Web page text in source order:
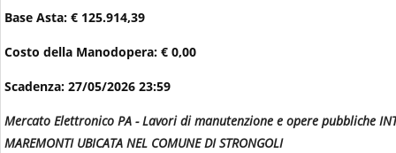
Base Asta: € 125.914,39
Costo della Manodopera: € 0,00
Scadenza: 27/05/2026 23:59
Mercato Elettronico PA - Lavori di manutenzione e opere pubbliche
MAREMONTI UBICATA NEL COMUNE DI STRONGOLI